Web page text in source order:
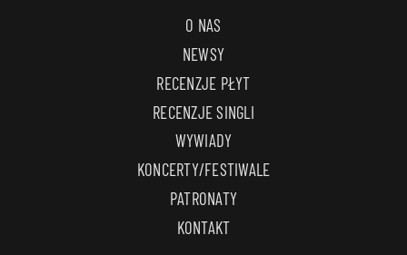
O NAS
NEWSY
RECENZJE PŁYT
RECENZJE SINGLI
WYWIADY
KONCERTY/FESTIWALE
PATRONATY
KONTAKT